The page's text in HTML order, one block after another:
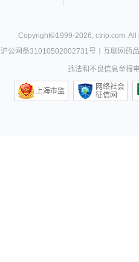
Copyright©1999-2026,ctrip.com.
沪公网备31010502002731号
互联网药
违法和不良信息举报
上海市监
网络社会
征信网